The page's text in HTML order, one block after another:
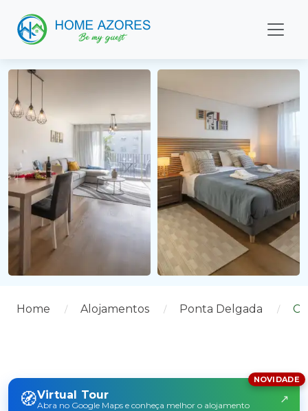
Home Alojamentos Ponta Delgada
🧭Virtual Tour
Abra no Google Maps e conheça melhor o alojamento
NOVIDADE
↗